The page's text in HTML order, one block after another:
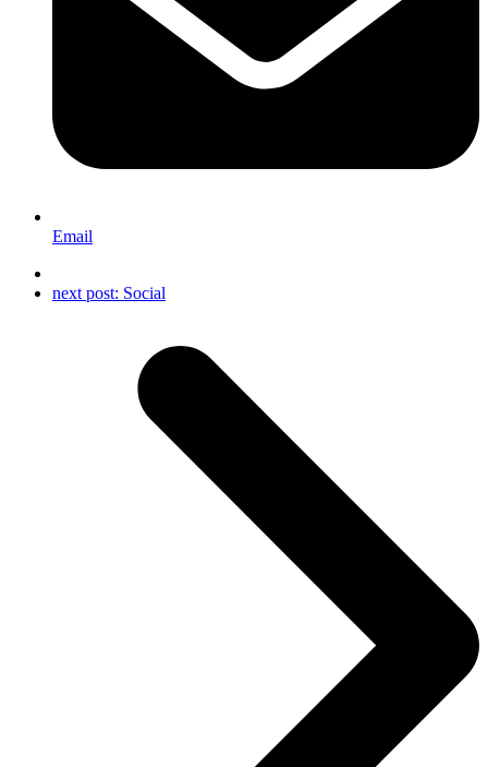
Email
next post: Social